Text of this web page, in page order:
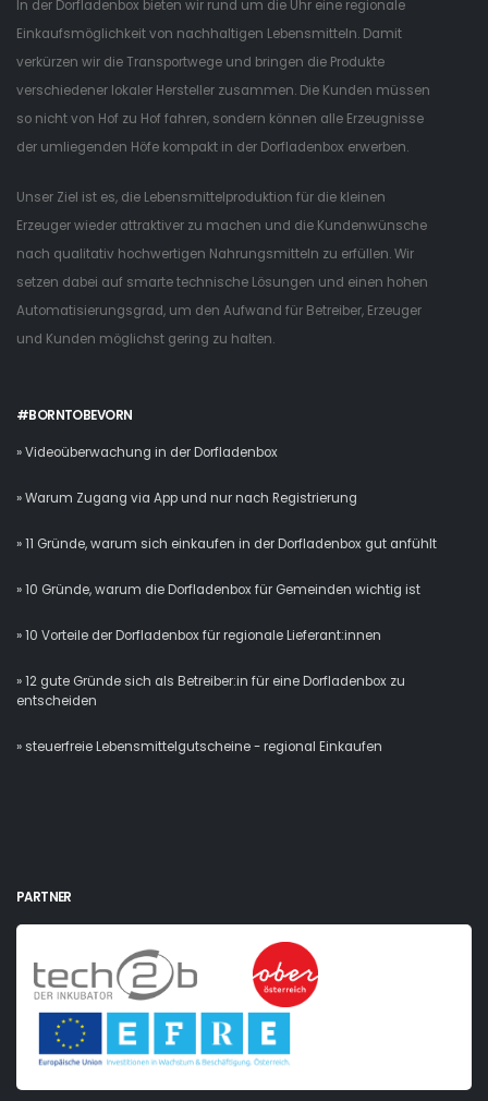
In der Dorfladenbox bieten wir rund um die Uhr eine regionale
Einkaufsmöglichkeit von nachhaltigen Lebensmitteln. Damit
verkürzen wir die Transportwege und bringen die Produkte
verschiedener lokaler Hersteller zusammen. Die Kunden müssen
so nicht von Hof zu Hof fahren, sondern können alle Erzeugnisse
der umliegenden Höfe kompakt in der Dorfladenbox erwerben.
Unser Ziel ist es, die Lebensmittelproduktion für die kleinen
Erzeuger wieder attraktiver zu machen und die Kundenwünsche
nach qualitativ hochwertigen Nahrungsmitteln zu erfüllen. Wir
setzen dabei auf smarte technische Lösungen und einen hohen
Automatisierungsgrad, um den Aufwand für Betreiber, Erzeuger
und Kunden möglichst gering zu halten.
#BORNTOBEVORN
» Videoüberwachung in der Dorfladenbox
» Warum Zugang via App und nur nach Registrierung
» 11 Gründe, warum sich einkaufen in der Dorfladenbox gut anfühlt
» 10 Gründe, warum die Dorfladenbox für Gemeinden wichtig ist
» 10 Vorteile der Dorfladenbox für regionale Lieferant:innen
» 12 gute Gründe sich als Betreiber:in für eine Dorfladenbox zu
entscheiden
» steuerfreie Lebensmittelgutscheine - regional Einkaufen
PARTNER